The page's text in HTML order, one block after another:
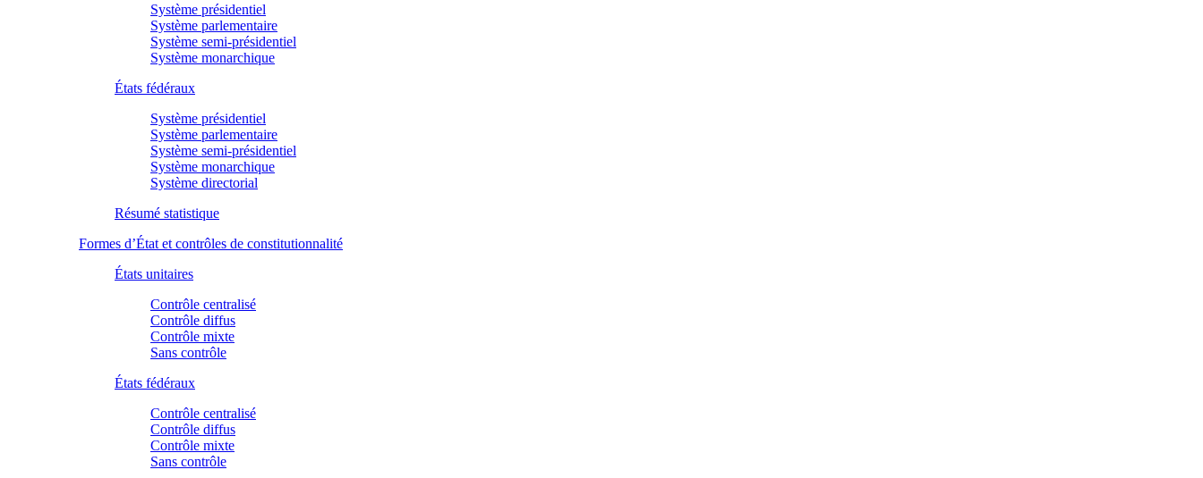
Système présidentiel
Système parlementaire
Système semi-présidentiel
Système monarchique
États fédéraux
Système présidentiel
Système parlementaire
Système semi-présidentiel
Système monarchique
Système directorial
Résumé statistique
Formes d’État et contrôles de constitutionnalité
États unitaires
Contrôle centralisé
Contrôle diffus
Contrôle mixte
Sans contrôle
États fédéraux
Contrôle centralisé
Contrôle diffus
Contrôle mixte
Sans contrôle